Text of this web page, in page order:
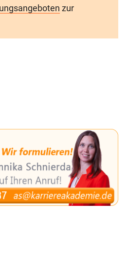
zur